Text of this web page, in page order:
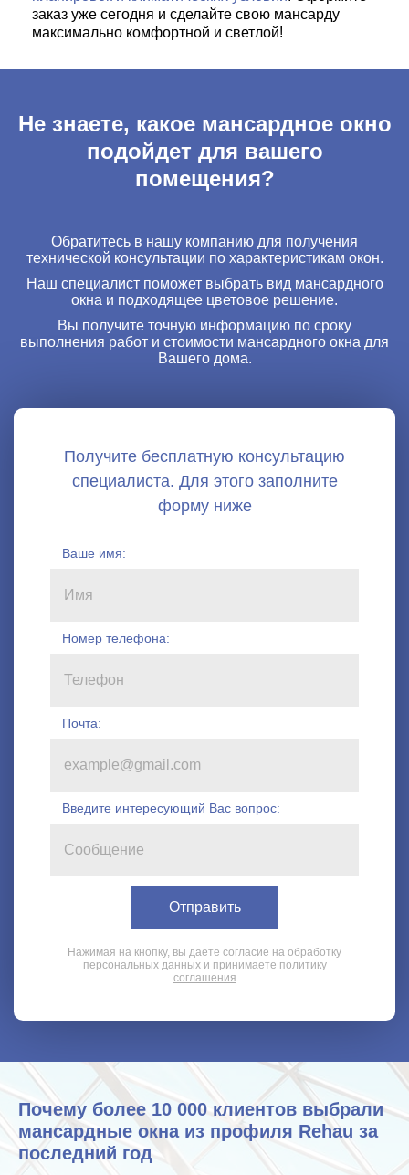
заказ уже сегодня и сделайте свою мансарду
максимально комфортной и светлой!
Обратитесь в нашу компанию для получения
технической консультации по характеристикам окон.
Наш специалист поможет выбрать вид мансардного
окна и подходящее цветовое решение.
Вы получите точную информацию по сроку
выполнения работ и стоимости мансардного окна для
Вашего дома.
Ваше имя:
Номер телефона:
Почта:
Введите интересующий Вас вопрос:
Нажимая на кнопку, вы даете согласие на обработку
персональных данных и принимаете политику
соглашения
Почему более 10 000 клиентов выбрали
мансардные окна из профиля Rehau за
последний год